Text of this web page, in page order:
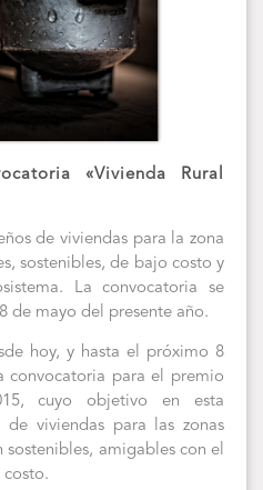
«Vivienda Rural
de viviendas para la zona
sostenibles, de bajo costo y
La convocatoria se
de mayo del presente año.
hoy, y hasta el próximo 8
convocatoria para el premio
cuyo objetivo en esta
viviendas para las zonas
sostenibles, amigables con el